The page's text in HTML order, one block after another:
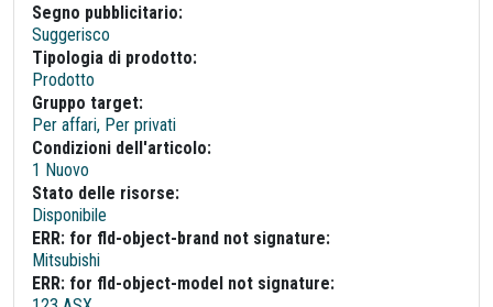
Segno pubblicitario:
Suggerisco
Tipologia di prodotto:
Prodotto
Gruppo target:
Per affari, Per privati
Condizioni dell'articolo:
1 Nuovo
Stato delle risorse:
Disponibile
ERR: for fld-object-brand not signature:
Mitsubishi
ERR: for fld-object-model not signature: